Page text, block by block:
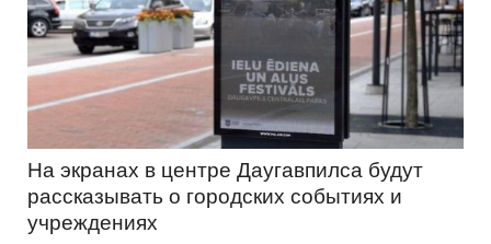
На экранах в центре Даугавпилса будут
рассказывать о городских событиях и
учреждениях